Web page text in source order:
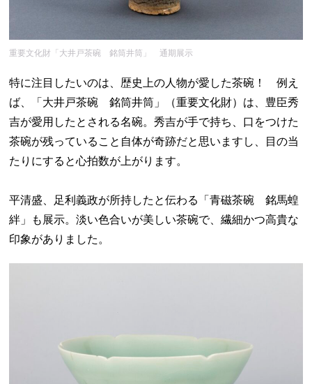
重要文化財「大井戸茶碗 銘筒井筒」 通期展示
特に注目したいのは、歴史上の人物が愛した茶碗！ 例え
ば、「大井戸茶碗 銘筒井筒」（重要文化財）は、豊臣秀
吉が愛用したとされる名碗。秀吉が手で持ち、口をつけた
茶碗が残っていること自体が奇跡だと思いますし、目の当
たりにすると心拍数が上がります。
平清盛、足利義政が所持したと伝わる「青磁茶碗 銘馬蝗
絆」も展示。淡い色合いが美しい茶碗で、繊細かつ高貴な
印象がありました。